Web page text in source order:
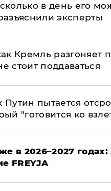
в день его
эксперты
Кремль разгоняет
стоит поддаваться
Путин пытается
"готовится ко
в 2026–2027
FREYJA